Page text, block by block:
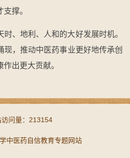
撑。
时、地利、人和的大好发展时机。
现，推动中医药事业更好地传承创
出更大贡献。
问量： 213154
中医药自信教育专题网站